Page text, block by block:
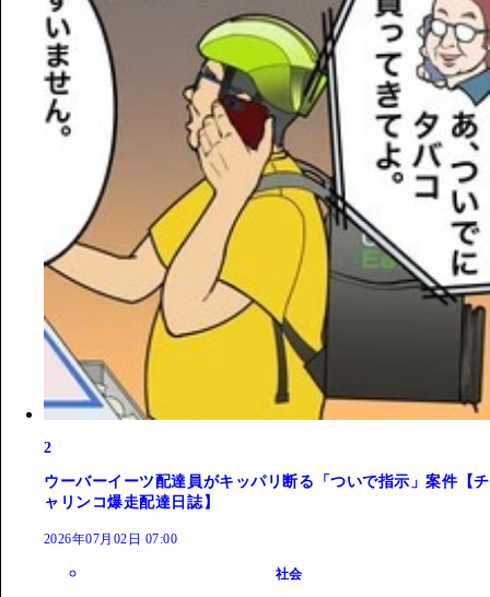
2
ウーバーイーツ配達員がキッパリ断る「ついで指示」案件【チ
ャリンコ爆走配達日誌】
2026年07月02日 07:00
社会